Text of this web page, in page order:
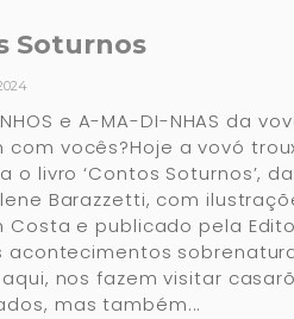
Soturnos
e A-MA-DI-NHAS da
com vocês?Hoje a vovó
o livro ‘Contos Soturnos’, da
Barazzetti, com
Costa e publicado pela
acontecimentos
nos fazem visitar
mas também...